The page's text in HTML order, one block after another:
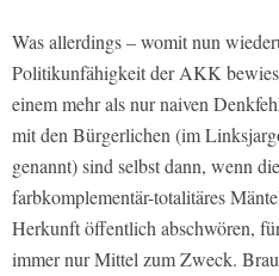
Was allerdings – womit nun
Politikunfähigkeit der AKK
einem mehr als nur naiven
mit den Bürgerlichen (im
genannt) sind selbst dann, wenn
farbkomplementär-totalitäres
Herkunft öffentlich abschwören,
immer nur Mittel zum Zweck.